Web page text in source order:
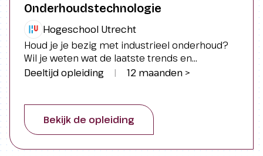
Onderhoudstechnologie
Hogeschool Utrecht
Houd je je bezig met industrieel onderhoud?
Wil je weten wat de laatste trends en
innovaties zijn in het vakgebied en je verder
je kennis over onderhoudstechnologie naar
een hoger niveau.
Deeltijd opleiding | 12 maanden >
Bekijk de opleiding